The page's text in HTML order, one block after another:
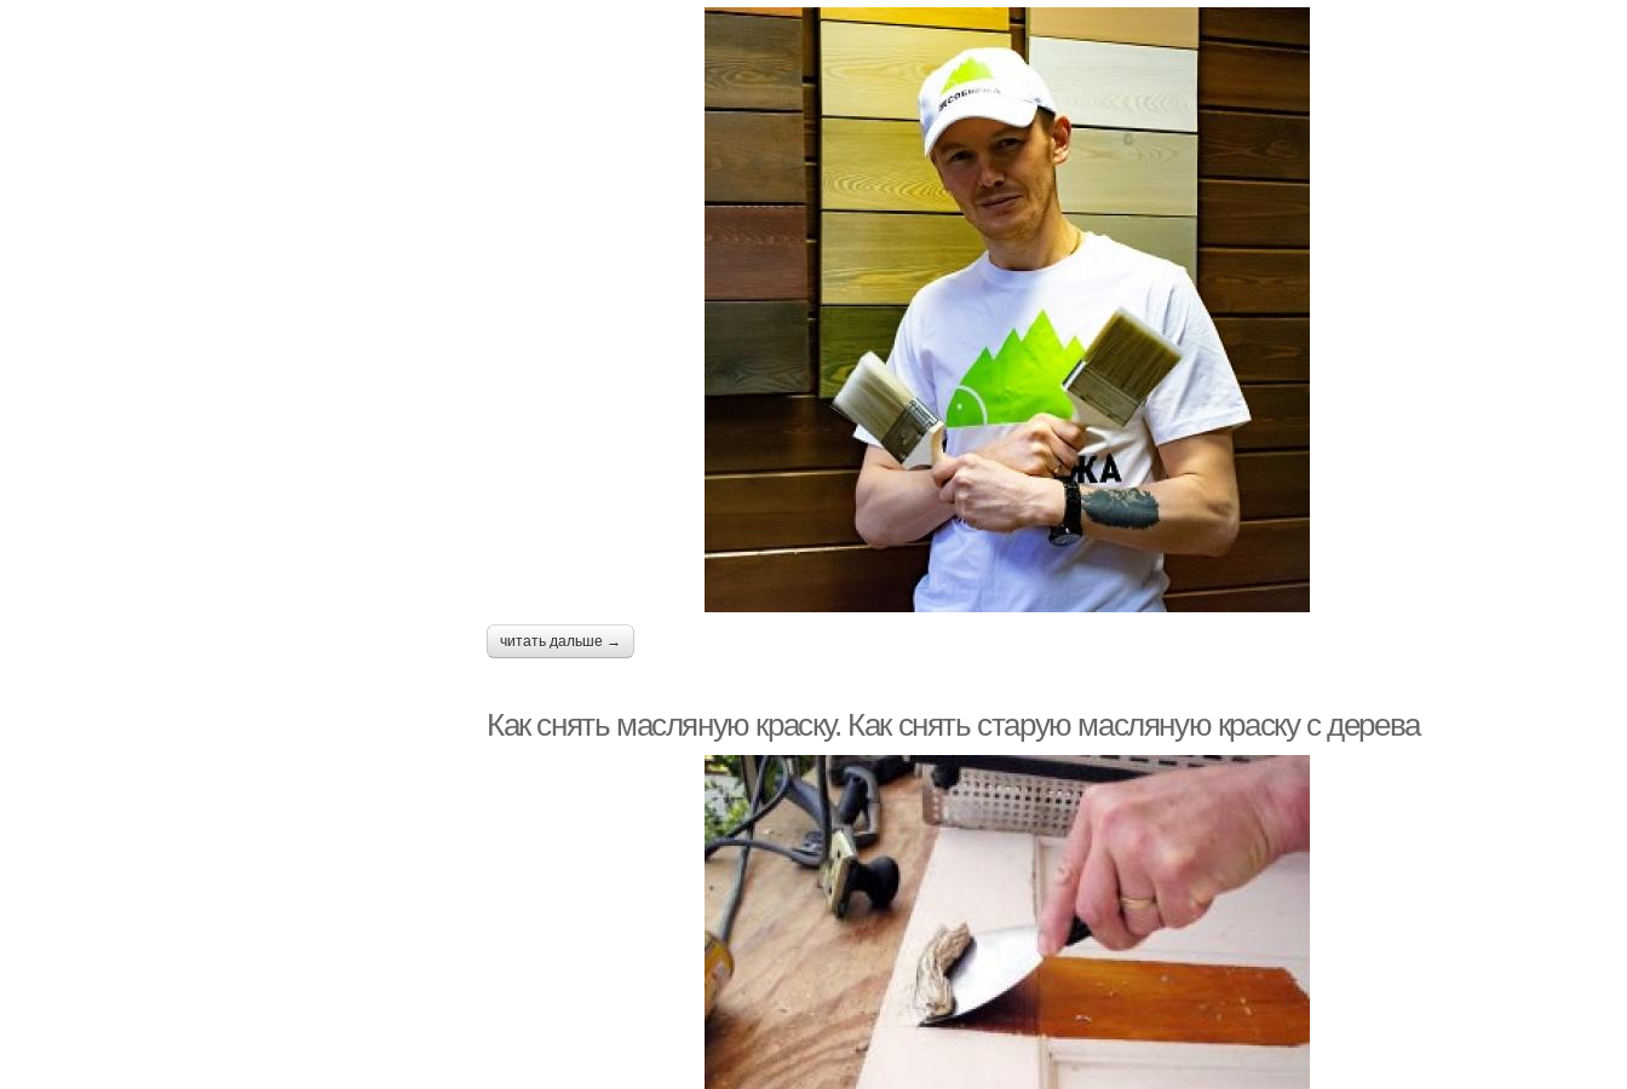
читать дальше →
Как снять масляную краску. Как снять старую масляную краску с дерева